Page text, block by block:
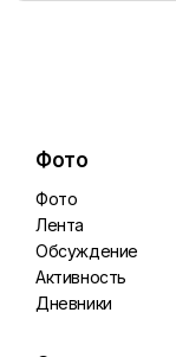
Фото
Фото
Лента
Обсуждение
Активность
Дневники